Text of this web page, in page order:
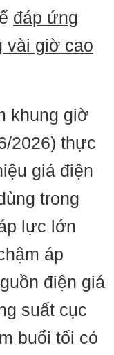
đáp ứng
vài giờ cao
khung giờ
2026) thực
giá điện
trong
lực lớn
áp
điện giá
suất cục
buổi tối có